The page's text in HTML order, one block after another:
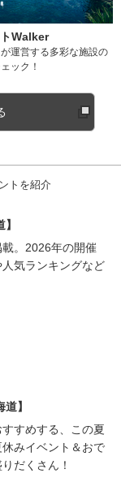
Walker
運営する多彩な施設の
ック！
トを紹介
。2026年の開催
気ランキングなど
】
すめする、この夏
みイベント＆おで
だくさん！